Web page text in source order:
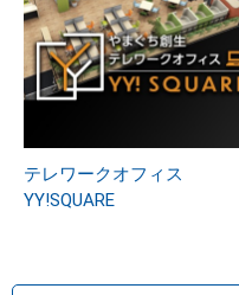
テレワークオフィス
YY!SQUARE